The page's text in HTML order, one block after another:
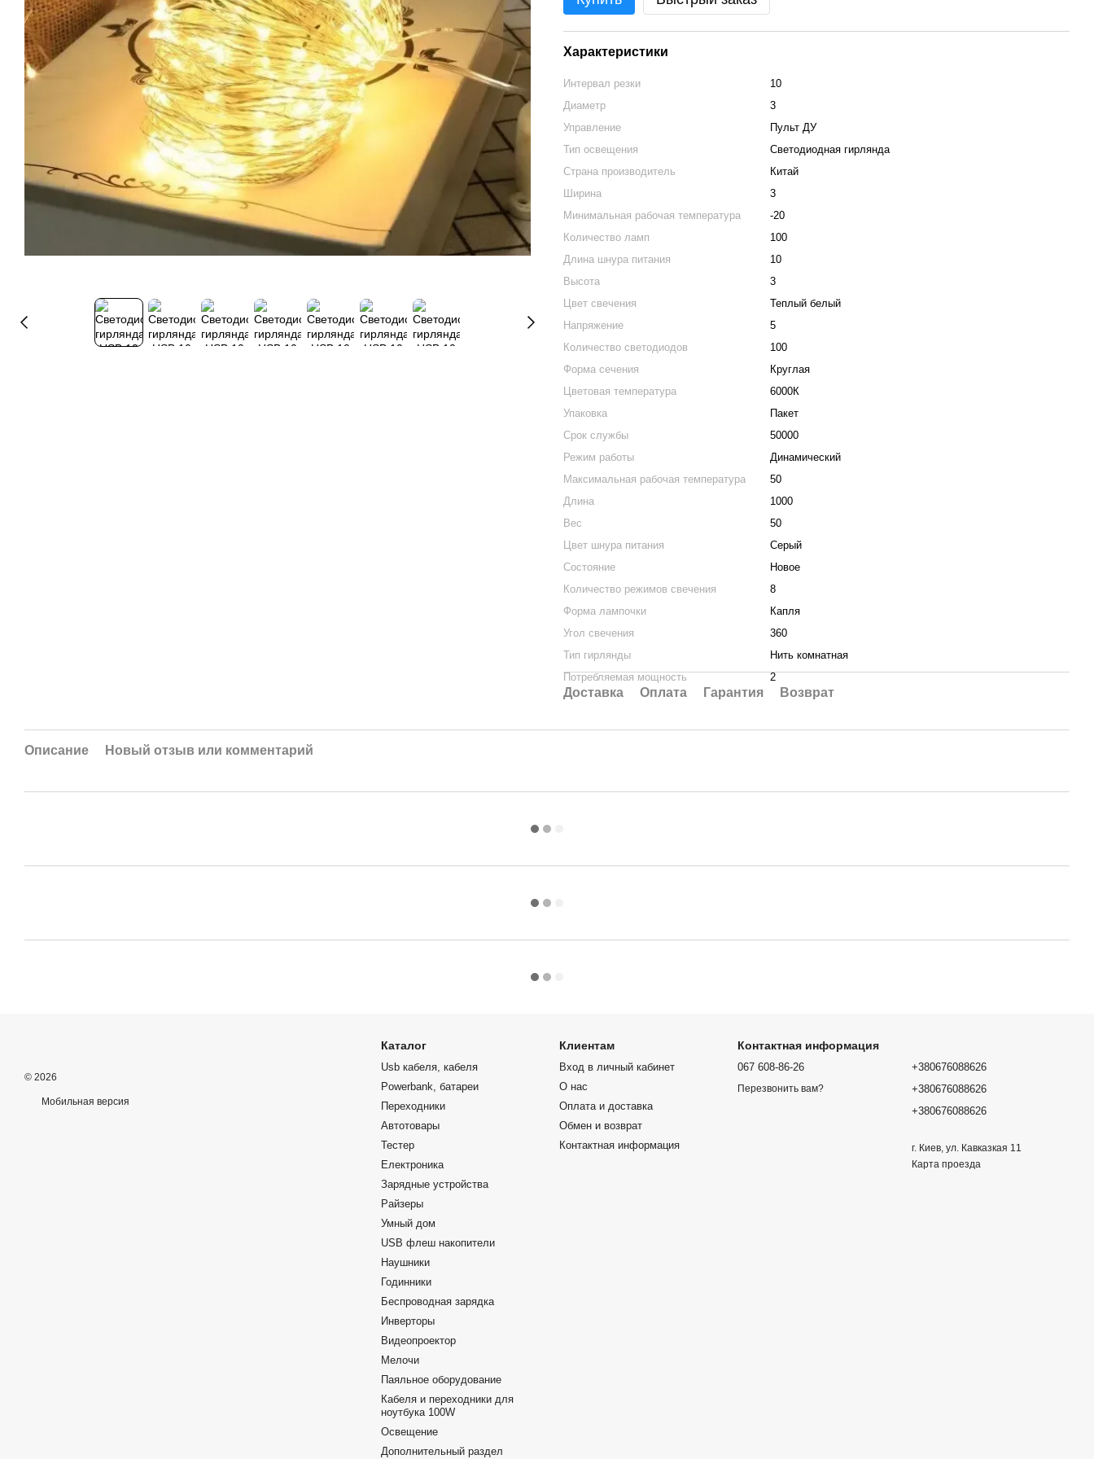
Характеристики
Интервал резки
10
Диаметр
3
Управление
Пульт ДУ
Тип освещения
Светодиодная гирлянда
Страна производитель
Китай
Ширина
3
Минимальная рабочая температура
-20
Количество ламп
100
Длина шнура питания
10
Высота
3
Цвет свечения
Теплый белый
Напряжение
5
Количество светодиодов
100
Форма сечения
Круглая
Цветовая температура
6000К
Упаковка
Пакет
Срок службы
50000
Режим работы
Динамический
Максимальная рабочая температура
50
Длина
1000
Вес
50
Цвет шнура питания
Серый
Состояние
Новое
Количество режимов свечения
8
Форма лампочки
Капля
Угол свечения
360
Тип гирлянды
Нить комнатная
Потребляемая мощность
2
Доставка Оплата Гарантия Возврат
Описание Новый отзыв или комментарий
© 2026
Мобильная версия
Каталог
Usb кабеля, кабеля
Powerbank, батареи
Переходники
Автотовары
Тестер
Електроника
Зарядные устройства
Райзеры
Умный дом
USB флеш накопители
Наушники
Годинники
Беспроводная зарядка
Инверторы
Видеопроектор
Мелочи
Паяльное оборудование
Кабеля и переходники для
ноутбука 100W
Освещение
Дополнительный раздел
Клиентам
Вход в личный кабинет
О нас
Оплата и доставка
Обмен и возврат
Контактная информация
Контактная информация
067 608-86-26
Перезвонить вам?
+380676088626
+380676088626
+380676088626
г. Киев, ул. Кавказкая 11
Карта проезда